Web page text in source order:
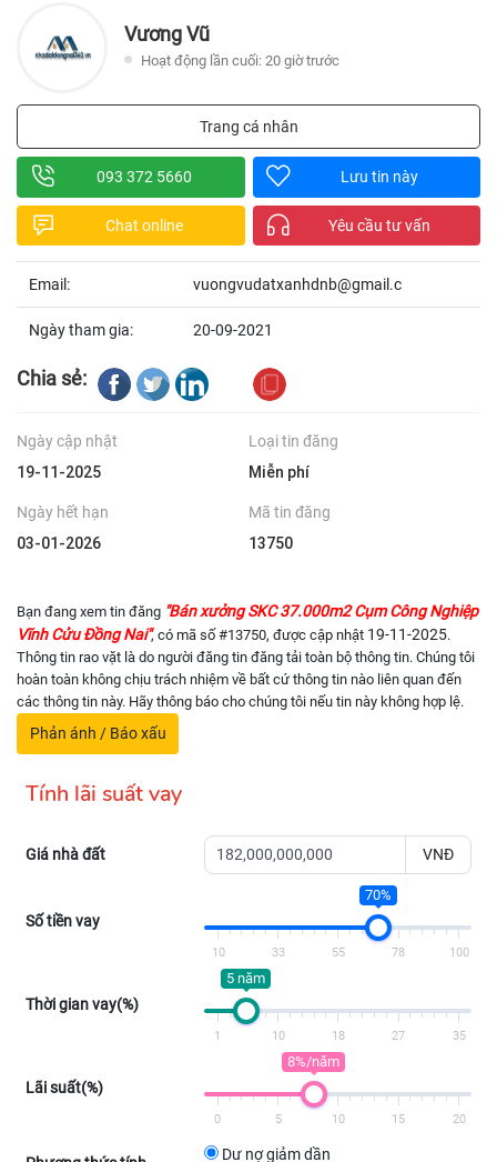
Vương Vũ
Hoạt động lần cuối: 20 giờ trước
Trang cá nhân
093 372 5660 Lưu tin này
Chat online Yêu cầu tư vấn
Email: vuongvudatxanhdnb@gmail.c
Ngày tham gia: 20-09-2021
Chia sẻ:
Ngày cập nhật
19-11-2025
Loại tin đăng
Miễn phí
Ngày hết hạn
03-01-2026
Mã tin đăng
13750
Bạn đang xem tin đăng "Bán xưởng SKC 37.000m2 Cụm Công Nghiệp
Vĩnh Cửu Đồng Nai", có mã số #13750, được cập nhật 19-11-2025.
Thông tin rao vặt là do người đăng tin đăng tải toàn bộ thông tin. Chúng tôi
hoàn toàn không chịu trách nhiệm về bất cứ thông tin nào liên quan đến
các thông tin này. Hãy thông báo cho chúng tôi nếu tin này không hợp lệ.
Phản ánh / Báo xấu
Tính lãi suất vay
Giá nhà đất VNĐ
Số tiền vay
70%
10 33 55 78 100
Thời gian vay(%)
5 năm
1 10 18 27 35
Lãi suất(%)
8%/năm
0 5 10 15 20
Dư nợ giảm dần